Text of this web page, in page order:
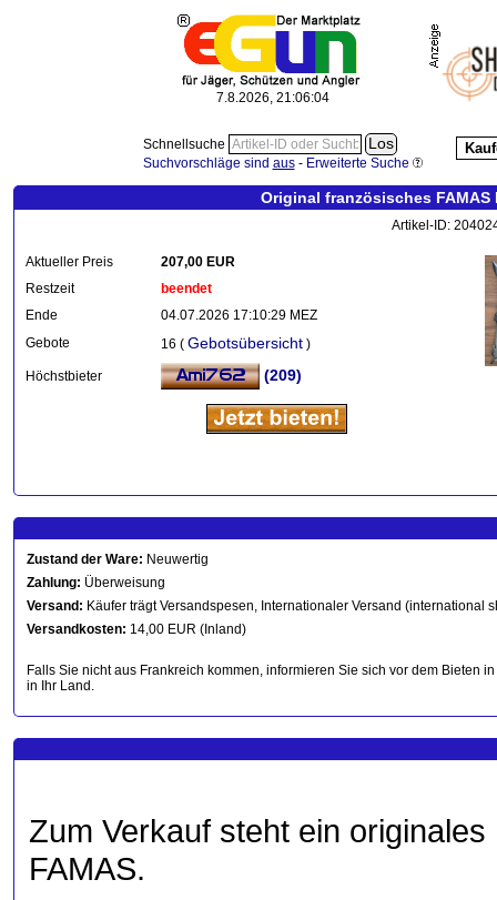
7.8.2026, 21:06:04
Schnellsuche
Suchvorschläge sind aus- Erweiterte Suche
Original französisches
Artikel-ID:
Aktueller Preis
207,00 EUR
Restzeit
beendet
Ende
04.07.2026 17:10:29 MEZ
Gebote
16 ( Gebotsübersicht )
Höchstbieter (209)
Zustand der Ware: Neuwertig
Zahlung: Überweisung
Versand: Käufer trägt Versandspesen, Internationaler Versand (international
Versandkosten: 14,00 EUR (Inland)
Falls Sie nicht aus Frankreich kommen, informieren Sie sich vor dem Bieten
in Ihr Land.
Zum Verkauf steht ein
FAMAS.